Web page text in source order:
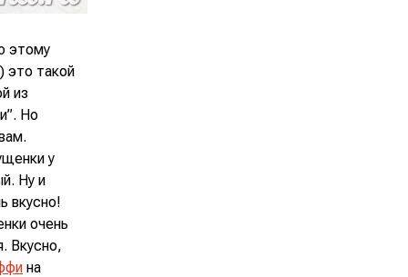
этому
это такой
из
Но
у
Ну и
вкусно!
очень
Вкусно,
на